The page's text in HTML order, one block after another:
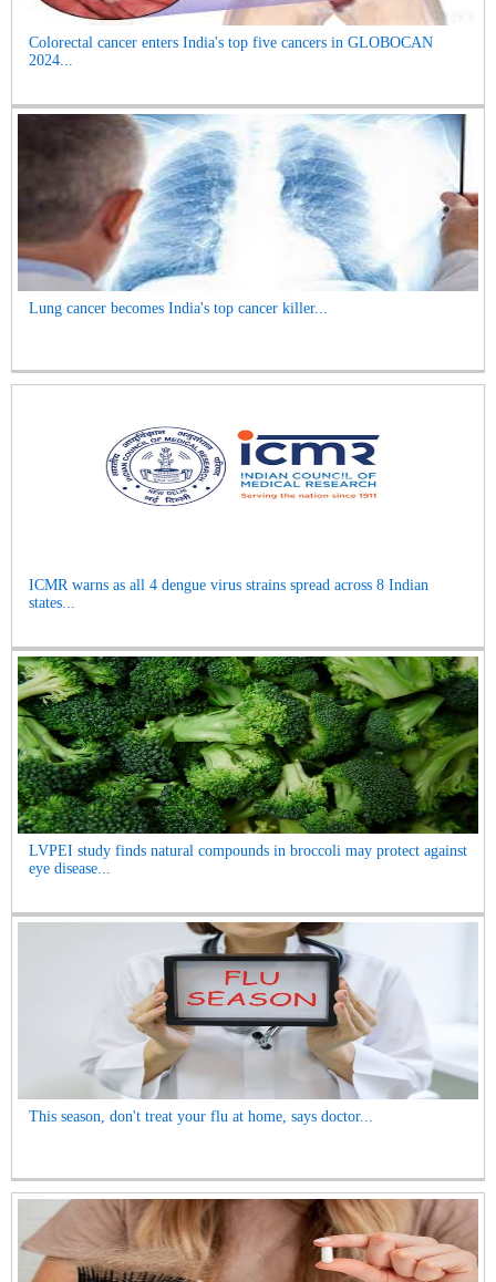
Colorectal cancer enters India's top five cancers in GLOBOCAN
2024...
Lung cancer becomes India's top cancer killer...
ICMR warns as all 4 dengue virus strains spread across 8 Indian
states...
LVPEI study finds natural compounds in broccoli may protect against
eye disease...
This season, don't treat your flu at home, says doctor...